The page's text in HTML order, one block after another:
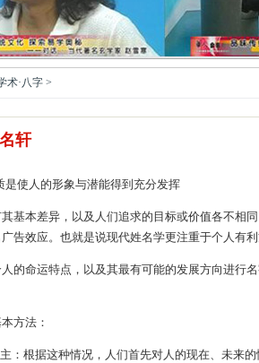
术·八字 >
轩
是使人的形象与潜能得到充分发挥
本差异，以及人们追求的目标或价值各不相同
告效应。也就是说现代姓名学更注重于个人有利
命运特点，以及其最有可能的发展方向进行名
方法：
根据这种情况，人们首先对人的现在、未来的